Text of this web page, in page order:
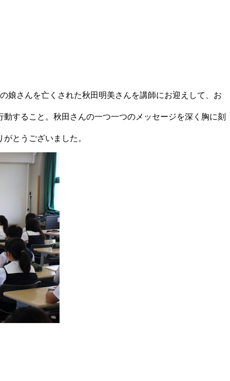
娘さんを亡くされた秋田明美さんを講師にお迎えして、お
すること。秋田さんの一つ一つのメッセージを深く胸に刻
とうございました。